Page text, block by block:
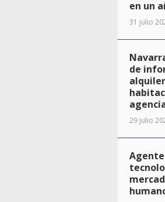
en un
31 julio
de
29 julio